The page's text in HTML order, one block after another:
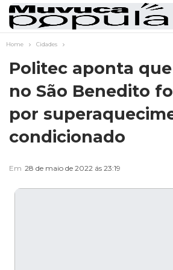
Home Cidades
Politec aponta
no São Benedito
por
condicionado
Em 28 de maio de 2022 ás 23:19